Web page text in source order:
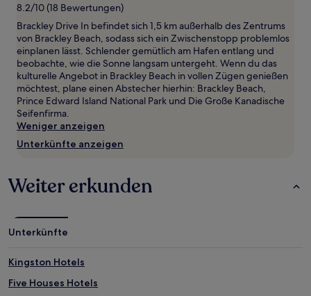
2 Erwachsenen
gefunden
wurde.
Preise
und
Verfügbarkeiten
können
sich
ändern.
Es
zusätzliche
8.2/10 (18 Bewertungen)
Brackley Drive In befindet sich 1,5 km außerhalb des Zentrums
von Brackley Beach, sodass sich ein Zwischenstopp problemlos
einplanen lässt. Schlender gemütlich am Hafen entlang und
beobachte, wie die Sonne langsam untergeht. Wenn du das
kulturelle Angebot in Brackley Beach in vollen Zügen genießen
möchtest, plane einen Abstecher hierhin: Brackley Beach,
Prince Edward Island National Park und Die Große Kanadische
Seifenfirma.
Weniger anzeigen
Unterkünfte anzeigen
Weiter erkunden
Unterkünfte
Kingston Hotels
Five Houses Hotels